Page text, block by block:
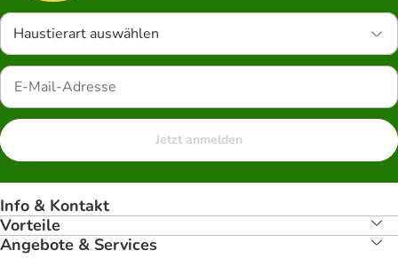
Haustierart auswählen
Jetzt anmelden
Info & Kontakt
Vorteile
Angebote & Services